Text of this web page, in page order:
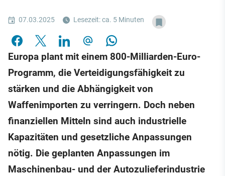
07.03.2025 Lesezeit: ca. 5 Minuten
Europa plant mit einem 800-Milliarden-Euro-
Programm, die Verteidigungsfähigkeit zu
stärken und die Abhängigkeit von
Waffenimporten zu verringern. Doch neben
finanziellen Mitteln sind auch industrielle
Kapazitäten und gesetzliche Anpassungen
nötig. Die geplanten Anpassungen im
Maschinenbau- und der Autozulieferindustrie